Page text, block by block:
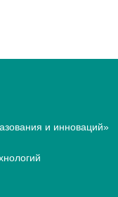
и инноваций»